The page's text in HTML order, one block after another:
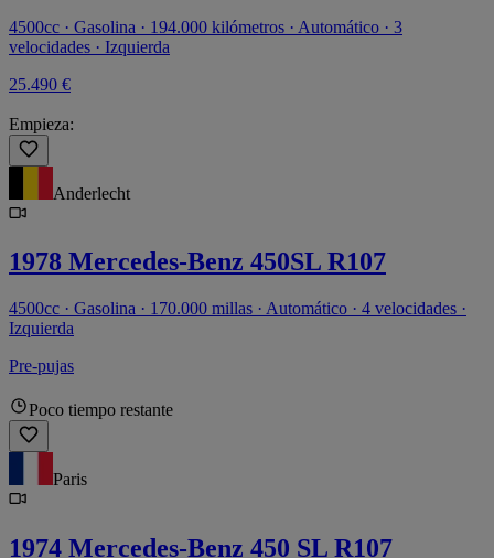
4500cc · Gasolina · 194.000 kilómetros · Automático · 3
velocidades · Izquierda
25.490 €
Empieza:
Anderlecht
1978 Mercedes-Benz 450SL R107
4500cc · Gasolina · 170.000 millas · Automático · 4 velocidades ·
Izquierda
Pre-pujas
Poco tiempo restante
Paris
1974 Mercedes-Benz 450 SL R107